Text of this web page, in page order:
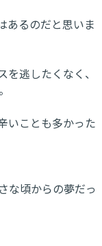
あるのだと思いま
逃したくなく、
いことも多かった
な頃からの夢だっ